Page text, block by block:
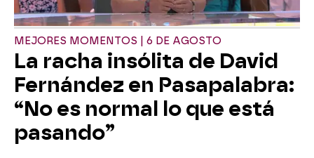
MEJORES MOMENTOS | 6 DE AGOSTO
La racha insólita de David
Fernández en Pasapalabra:
“No es normal lo que está
pasando”